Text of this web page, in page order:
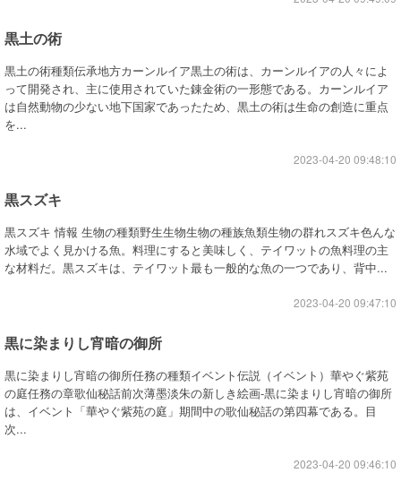
黒土の術
黒土の術種類伝承地方カーンルイア黒土の術は、カーンルイアの人々によ
って開発され、主に使用されていた錬金術の一形態である。カーンルイア
は自然動物の少ない地下国家であったため、黒土の術は生命の創造に重点
を...
2023-04-20 09:48:10
黒スズキ
黒スズキ 情報 生物の種類野生生物生物の種族魚類生物の群れスズキ色んな
水域でよく見かける魚。料理にすると美味しく、テイワットの魚料理の主
な材料だ。黒スズキは、テイワット最も一般的な魚の一つであり、背中...
2023-04-20 09:47:10
黒に染まりし宵暗の御所
黒に染まりし宵暗の御所任務の種類イベント伝説（イベント）華やぐ紫苑
の庭任務の章歌仙秘話前次薄墨淡朱の新しき絵画-黒に染まりし宵暗の御所
は、イベント「華やぐ紫苑の庭」期間中の歌仙秘話の第四幕である。目
次...
2023-04-20 09:46:10